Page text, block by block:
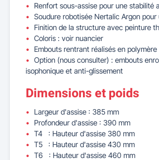
Renfort sous-assise pour une stabilité
Soudure robotisée Nertalic Argon
Finition de la structure avec peinture
Coloris : voir nuancier
Embouts rentrant réalisés en
Option (nous consulter) : embouts
isophonique et anti-glissement
Dimensions et poids
Largeur d'assise : 385 mm
Profondeur d'assise : 390 mm
T4 : Hauteur d'assise 380 mm
T5 : Hauteur d'assise 430 mm
T6 : Hauteur d'assise 460 mm